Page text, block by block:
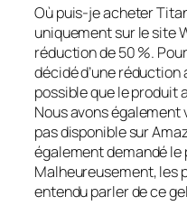
Où puis-je acheter
uniquement sur le site
réduction de 50 %.
décidé d’une
possible que le produit
Nous avons également
pas disponible sur
également demandé le
Malheureusement, les
entendu parler de ce